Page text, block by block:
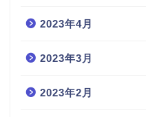
2023年4月
2023年3月
2023年2月